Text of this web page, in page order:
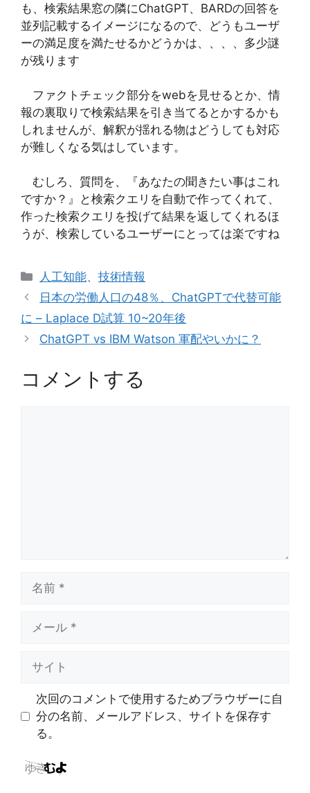
も、検索結果窓の隣にChatGPT、BARDの回答を
並列記載するイメージになるので、どうもユーザ
ーの満足度を満たせるかどうかは、、、、多少謎
が残ります
ファクトチェック部分をwebを見せるとか、情
報の裏取りで検索結果を引き当てるとかするかも
しれませんが、解釈が揺れる物はどうしても対応
が難しくなる気はしています。
むしろ、質問を、『あなたの聞きたい事はこれ
ですか？』と検索クエリを自動で作ってくれて、
作った検索クエリを投げて結果を返してくれるほ
うが、検索しているユーザーにとっては楽ですね
カ
テ
リ
ー
人工知能、技術情報
日本の労働人口の48％、ChatGPTで代替可能
に – Laplace D試算 10~20年後
ChatGPT vs IBM Watson 軍配やいかに？
コメントする
次回のコメントで使用するためブラウザーに自
分の名前、メールアドレス、サイトを保存す
る。